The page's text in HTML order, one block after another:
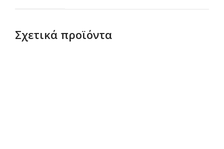
Σχετικά προϊόντα